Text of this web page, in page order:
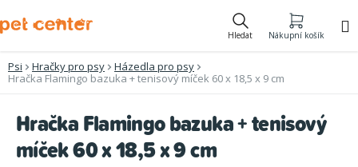
na
Hledat Nákupní košík
Psi Hračky pro psy
Házedla pro psy
Hračka Flamingo bazuka + tenisový míček 60 x 18,5 x 9 cm
Hračka Flamingo bazuka + tenisový
míček 60 x 18,5 x 9 cm